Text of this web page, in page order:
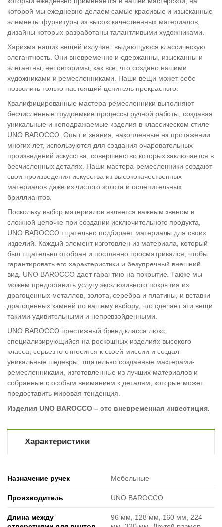
которой мы ежедневно делаем самые красивые и изысканные
элементы фурнитуры из высококачественных материалов,
дизайны которых разработаны талантливыми художниками.
Харизма наших вещей излучает выдающуюся классическую
элегантность. Они вневременно и сдержанны, изысканны и
элегантны, неповторимы, как все, что создано нашими
художниками и ремесленниками. Наши вещи может себе
позволить только настоящий ценитель прекрасного.
Квалифицированные мастера-ремесленники выполняют
бесчисленные трудоемкие процессы ручной работы, создавая
уникальные и неподражаемые изделия в классическом стиле
UNO BAROCCO. Опыт и знания, накопленные на протяжении
многих лет, используются для создания очаровательных
произведений искусства, совершенство которых заключается в
бесчисленных деталях. Наши мастера-ремесленники создают
свои произведения искусства из высококачественных
материалов даже из чистого золота и ослепительных
бриллиантов.
Поскольку выбор материалов является важным звеном в
сложной цепочке при создании исключительного продукта,
UNO BAROCCO тщательно подбирает материалы для своих
изделий. Каждый элемент изготовлен из материала, который
был тщательно отобран и постоянно просматривался, чтобы
гарантировать его характеристики и безупречный внешний
вид. UNO BAROCCO дает гарантию на покрытие. Также мы
можем предоставить услугу эксклюзивного покрытия из
драгоценных металлов, золота, серебра и платины, и вставки
драгоценных камней по вашему выбору, что сделает эти вещи
такими удивительными и непревзойденными.
UNO BAROCCO престижный бренд класса люкс,
специализирующийся на роскошных изделиях высокого
класса, серьезно относится к своей миссии и создал
уникальные шедевры, тщательно созданные мастерами-
ремесленниками, изготовленные из лучших материалов и
собранные с особым вниманием к деталям, которые может
предоставить мировая тенденция.
Изделия UNO BAROCCO – это вневременная инвестиция.
Характеристики
Назначение ручек Мебельные
Производитель UNO BAROCCO
Длина между
96 мм, 128 мм, 160 мм, 224